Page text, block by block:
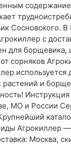
Сосновского.
с
для борщевика,
от сорняков
используется
растений и
МО и России
Агрокиллер
Москва,